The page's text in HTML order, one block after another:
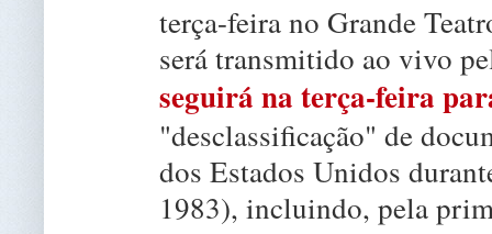
terça-feira no Grande
será transmitido ao vivo
seguirá na terça-feira
"desclassificação" de
dos Estados Unidos
1983), incluindo, pela